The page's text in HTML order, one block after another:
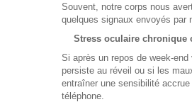
Souvent, notre corps nous
quelques signaux envoyés par
Stress oculaire chronique
Si après un repos de week-
persiste au réveil ou si les
entraîner une sensibilité
téléphone.